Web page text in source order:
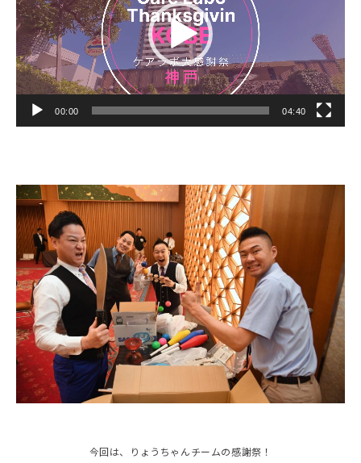
00:00 04:40
今回は、りょうちゃんチームの感謝祭！